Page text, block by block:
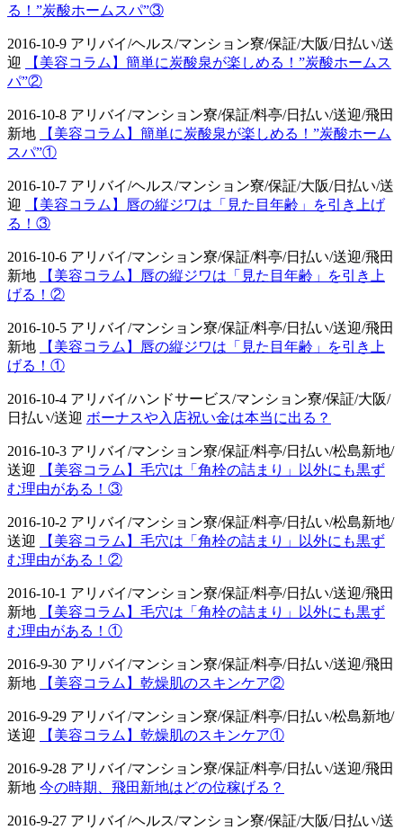
る！”炭酸ホームスパ”③
2016-10-9 アリバイ/ヘルス/マンション寮/保証/大阪/日払い/送
迎
【美容コラム】簡単に炭酸泉が楽しめる！”炭酸ホームス
パ”②
2016-10-8 アリバイ/マンション寮/保証/料亭/日払い/送迎/飛田
新地
【美容コラム】簡単に炭酸泉が楽しめる！”炭酸ホーム
スパ”①
2016-10-7 アリバイ/ヘルス/マンション寮/保証/大阪/日払い/送
迎
【美容コラム】唇の縦ジワは「見た目年齢」を引き上げ
る！③
2016-10-6 アリバイ/マンション寮/保証/料亭/日払い/送迎/飛田
新地
【美容コラム】唇の縦ジワは「見た目年齢」を引き上
げる！②
2016-10-5 アリバイ/マンション寮/保証/料亭/日払い/送迎/飛田
新地
【美容コラム】唇の縦ジワは「見た目年齢」を引き上
げる！①
2016-10-4 アリバイ/ハンドサービス/マンション寮/保証/大阪/
日払い/送迎 ボーナスや入店祝い金は本当に出る？
2016-10-3 アリバイ/マンション寮/保証/料亭/日払い/松島新地/
送迎
【美容コラム】毛穴は「角栓の詰まり」以外にも黒ず
む理由がある！③
2016-10-2 アリバイ/マンション寮/保証/料亭/日払い/松島新地/
送迎
【美容コラム】毛穴は「角栓の詰まり」以外にも黒ず
む理由がある！②
2016-10-1 アリバイ/マンション寮/保証/料亭/日払い/送迎/飛田
新地
【美容コラム】毛穴は「角栓の詰まり」以外にも黒ず
む理由がある！①
2016-9-30 アリバイ/マンション寮/保証/料亭/日払い/送迎/飛田
新地
【美容コラム】乾燥肌のスキンケア②
2016-9-29 アリバイ/マンション寮/保証/料亭/日払い/松島新地/
送迎
【美容コラム】乾燥肌のスキンケア①
2016-9-28 アリバイ/マンション寮/保証/料亭/日払い/送迎/飛田
新地 今の時期、飛田新地はどの位稼げる？
2016-9-27 アリバイ/ヘルス/マンション寮/保証/大阪/日払い/送